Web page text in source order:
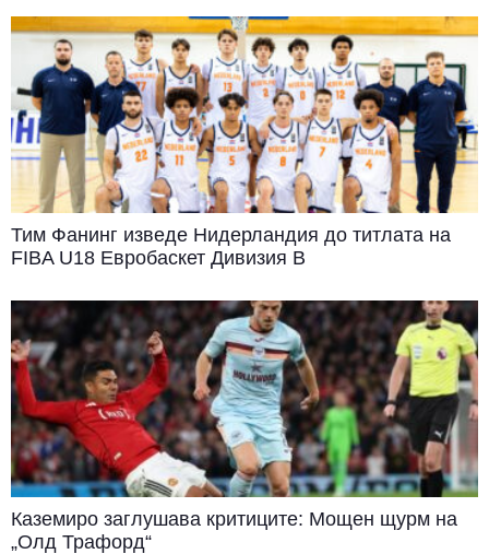
Тим Фанинг изведе Нидерландия до титлата на
FIBA U18 Евробаскет Дивизия B
Каземиро заглушава критиците: Мощен щурм на
„Олд Трафорд“